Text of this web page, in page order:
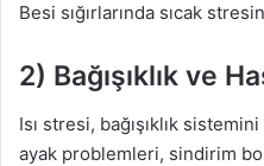
Besi sığırlarında sıcak
2) Bağışıklık ve
Isı stresi, bağışıklık
ayak problemleri, sindirim